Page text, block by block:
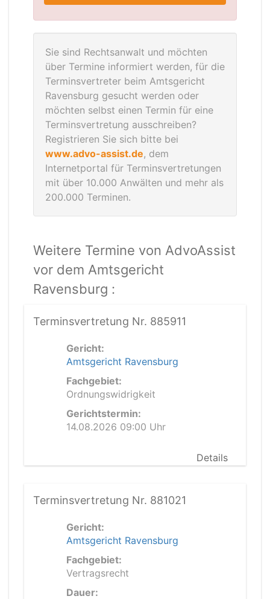
Sie sind Rechtsanwalt und möchten
über Termine informiert werden, für die
Terminsvertreter beim Amtsgericht
Ravensburg gesucht werden oder
möchten selbst einen Termin für eine
Terminsvertretung ausschreiben?
Registrieren Sie sich bitte bei
www.advo-assist.de, dem
Internetportal für Terminsvertretungen
mit über 10.000 Anwälten und mehr als
200.000 Terminen.
Weitere Termine von AdvoAssist
vor dem Amtsgericht
Ravensburg :
Terminsvertretung Nr. 885911
Gericht:
Amtsgericht Ravensburg
Fachgebiet:
Ordnungswidrigkeit
Gerichtstermin:
14.08.2026 09:00 Uhr
Details
Terminsvertretung Nr. 881021
Gericht:
Amtsgericht Ravensburg
Fachgebiet:
Vertragsrecht
Dauer: